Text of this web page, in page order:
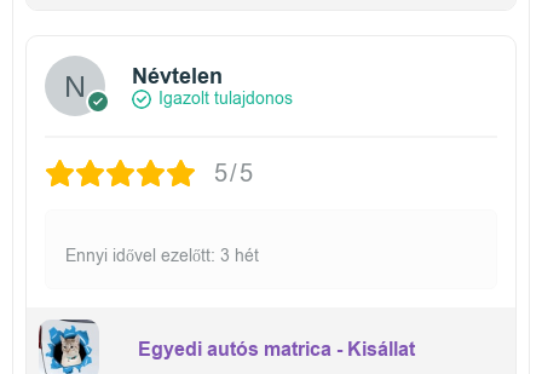
Névtelen
Igazolt tulajdonos
5/5
Ennyi idővel ezelőtt: 3 hét
Egyedi autós matrica - Kisállat